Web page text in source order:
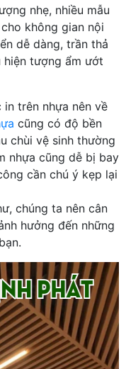
nhẹ, nhiều mẫu
không gian nội
dễ dàng, trần thả
hiện tượng ẩm ướt
trên nhựa nên về
cũng có độ bền
chùi vệ sinh thường
nhựa cũng dễ bị bay
cần chú ý kẹp lại
chúng ta nên cân
hưởng đến những